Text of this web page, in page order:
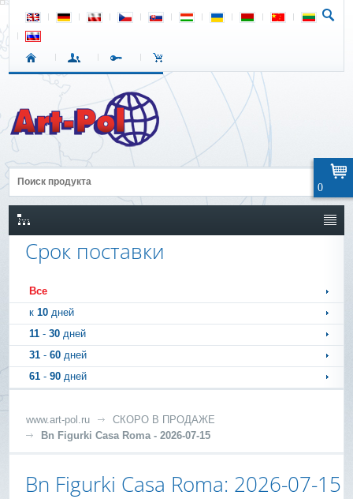
Срок поставки
Все
к10дней
11 -30 дней
31 -60 дней
61 -90 дней
www.art-pol.ru
СКОРО В ПРОДАЖЕ
Bn Figurki Casa Roma - 2026-07-15
Bn Figurki Casa Roma: 2026-07-15
0